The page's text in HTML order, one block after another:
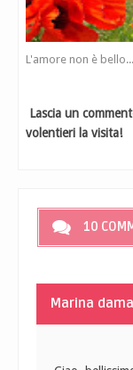
L'amore non è bello...
Lascia un
volentieri la visita!
10
Marina